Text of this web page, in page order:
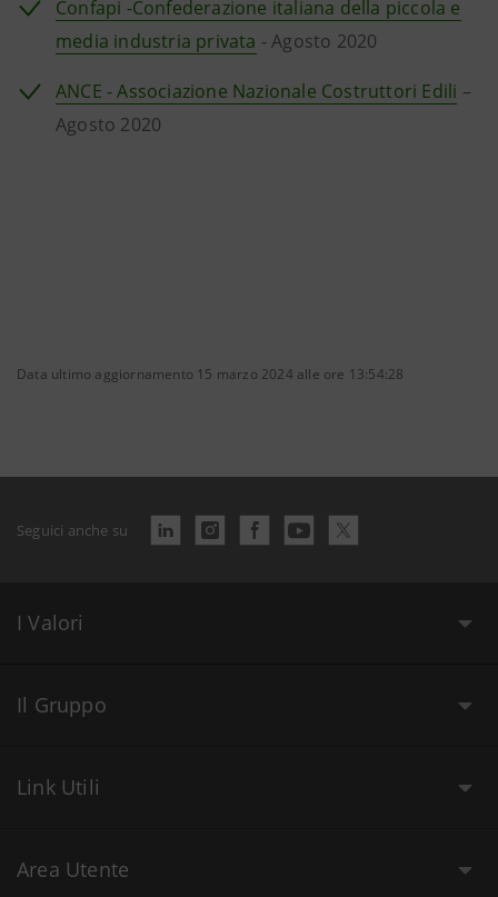
Confapi -Confederazione italiana della piccola e
media industria privata - Agosto 2020
ANCE - Associazione Nazionale Costruttori Edili –
Agosto 2020
Data ultimo aggiornamento 15 marzo 2024 alle ore 13:54:28
Seguici anche su
I Valori
Il Gruppo
Link Utili
Area Utente